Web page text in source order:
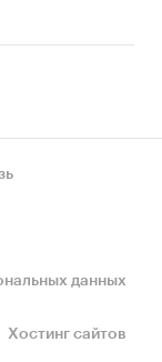
данных
Хостинг сайтов